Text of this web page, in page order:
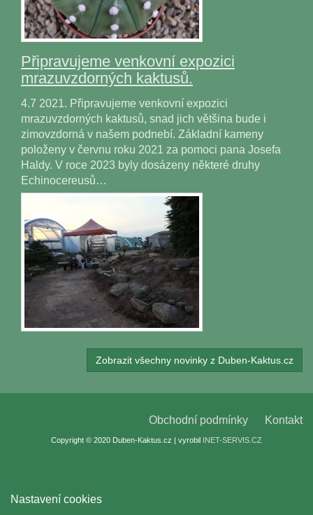
Připravujeme venkovní expozici
mrazuvzdorných kaktusů.
4.7 2021. Připravujeme venkovní expozici
mrazuvzdorných kaktusů, snad jich většina bude i
zimovzdorná v našem podnebí. Základní kameny
položeny v červnu roku 2021 za pomoci pana Josefa
Haldy. V roce 2023 byly dosázeny některé druhy
Echinocereusů…
Zobrazit všechny novinky z Duben-Kaktus.cz
Obchodní podmínky Kontakt
Copyright © 2020 Duben-Kaktus.cz | vyrobil INET-SERVIS.CZ
Nastavení cookies